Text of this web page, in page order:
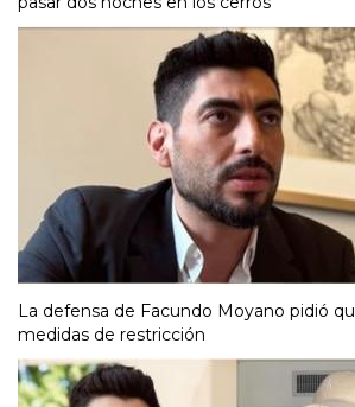
La defensa de Facundo Moyano pidió
medidas de restricción